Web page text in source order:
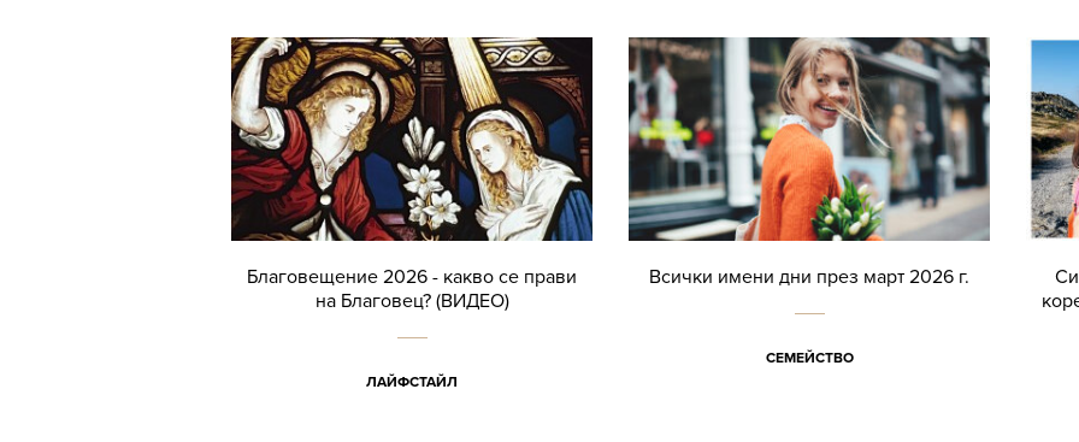
Благовещение 2026 - какво се прави
на Благовец? (ВИДЕО)
ЛАЙФСТАЙЛ
Всички имени дни през март 2026 г.
СЕМЕЙСТВО